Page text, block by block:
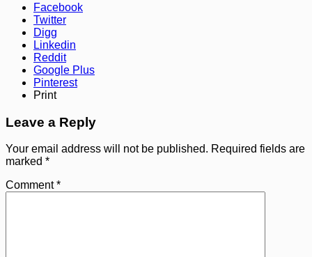
Facebook
Twitter
Digg
Linkedin
Reddit
Google Plus
Pinterest
Print
Leave a Reply
Your email address will not be published. Required fields are
marked *
Comment*